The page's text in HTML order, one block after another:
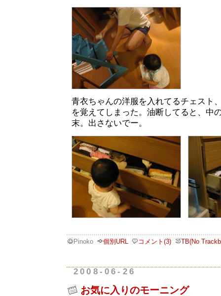
青衣ちゃんの洋服を入れてるチェスト
を覚えてしまった。油断してると、中
末。出さないでー。
Pinoko 個別URL コメント(3) TB(No
2008-06-26
お気に入りのモーニング